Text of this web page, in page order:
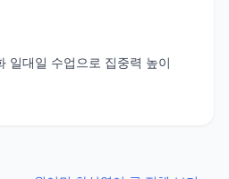
일대일 수업으로 집중력 높이